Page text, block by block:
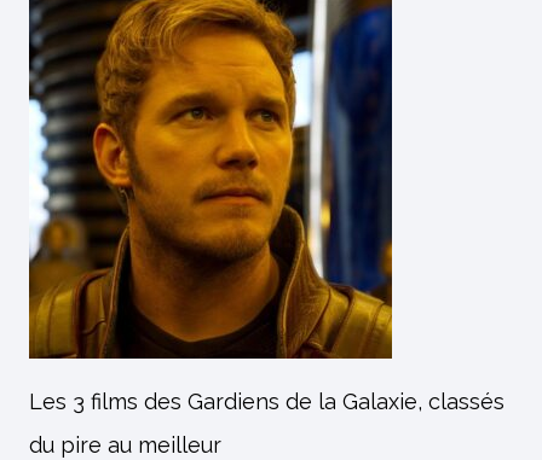
Les 3 films des Gardiens de la Galaxie, classés
du pire au meilleur